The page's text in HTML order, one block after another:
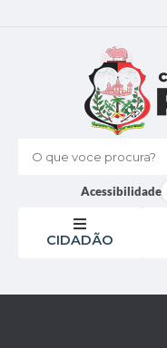
O que voce procura?
Acessibilidade
CIDADÃO